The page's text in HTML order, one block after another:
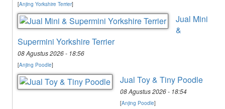
[Anjing Yorkshire Terrier]
Jual Mini
&
Supermini Yorkshire Terrier
08 Agustus 2026 - 18:56
[Anjing Poodle]
Jual Toy & Tiny Poodle
08 Agustus 2026 - 18:54
[Anjing Poodle]